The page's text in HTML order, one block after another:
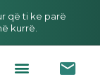
që ti ke parë
kurrë.